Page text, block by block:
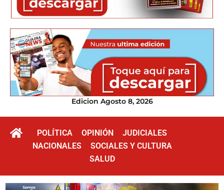
Edicion Agosto 8, 2026
POLÍTICA OPINIÓN
JUDICIALES
NACIONALES
SOCIALES Y CULTURA
SALUD